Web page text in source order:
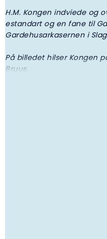
H.M. Kongen indviede og
estandart og en fane til
Gardehusarkasernen i
På billedet hilser Kongen
Bruus.